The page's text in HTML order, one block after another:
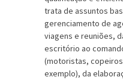
trata de assuntos
gerenciamento de
viagens e reuniões,
escritório ao
(motoristas,
exemplo), da